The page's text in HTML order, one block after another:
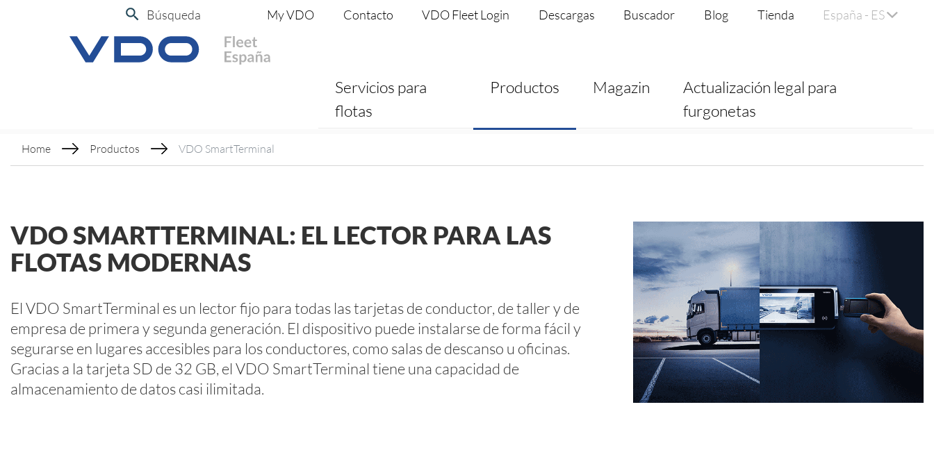
Búsqueda My VDO Contacto VDO Fleet Login Descargas Buscador Blog Tienda España - ES
Servicios para
flotas
Productos Magazin
Actualización legal para
furgonetas
Home Productos VDO SmartTerminal
VDO SMARTTERMINAL: EL LECTOR PARA LAS
FLOTAS MODERNAS
El VDO SmartTerminal es un lector fijo para todas las tarjetas de conductor, de taller y de
empresa de primera y segunda generación. El dispositivo puede instalarse de forma fácil y
segurarse en lugares accesibles para los conductores, como salas de descanso u oficinas.
Gracias a la tarjeta SD de 32 GB, el VDO SmartTerminal tiene una capacidad de
almacenamiento de datos casi ilimitada.